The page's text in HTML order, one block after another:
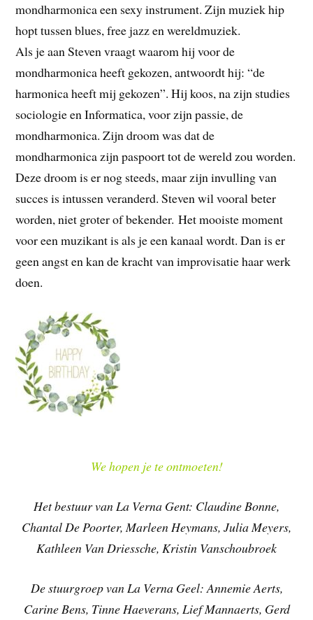
mondharmonica een sexy instrument. Zijn muziek hip
hopt tussen blues, free jazz en wereldmuziek.
Als je aan Steven vraagt waarom hij voor de
mondharmonica heeft gekozen, antwoordt hij: “de
harmonica heeft mij gekozen”. Hij koos, na zijn studies
sociologie en Informatica, voor zijn passie, de
mondharmonica. Zijn droom was dat de
mondharmonica zijn paspoort tot de wereld zou worden.
Deze droom is er nog steeds, maar zijn invulling van
succes is intussen veranderd. Steven wil vooral beter
worden, niet groter of bekender. Het mooiste moment
voor een muzikant is als je een kanaal wordt. Dan is er
geen angst en kan de kracht van improvisatie haar werk
doen.
We hopen je te ontmoeten!
Het bestuur van La Verna Gent: Claudine Bonne,
Chantal De Poorter, Marleen Heymans, Julia Meyers,
Kathleen Van Driessche, Kristin Vanschoubroek
De stuurgroep van La Verna Geel: Annemie Aerts,
Carine Bens, Tinne Haeverans, Lief Mannaerts, Gerd